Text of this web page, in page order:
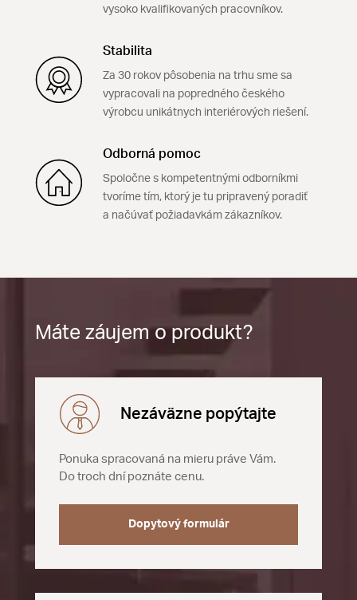
vysoko kvalifikovaných pracovníkov.
Stabilita
Za 30 rokov pôsobenia na trhu sme sa
vypracovali na popredného českého
výrobcu unikátnych interiérových riešení.
Odborná pomoc
Spoločne s kompetentnými odborníkmi
tvoríme tím, ktorý je tu pripravený poradiť
a načúvať požiadavkám zákazníkov.
Máte záujem o produkt?
Nezáväzne popýtajte
Ponuka spracovaná na mieru práve Vám.
Do troch dní poznáte cenu.
Dopytový formulár